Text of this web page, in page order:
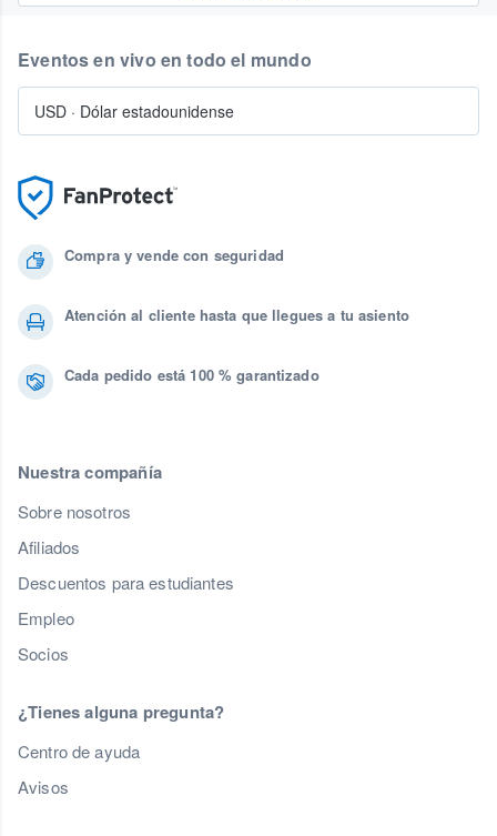
Compra y vende con seguridad
Atención al cliente hasta que llegues a tu asiento
Cada pedido está 100 % garantizado
Nuestra compañía
Sobre nosotros
Afiliados
Descuentos para estudiantes
Empleo
Socios
¿Tienes alguna pregunta?
Centro de ayuda
Avisos
Eventos en vivo en todo el mundo
USD · Dólar estadounidense